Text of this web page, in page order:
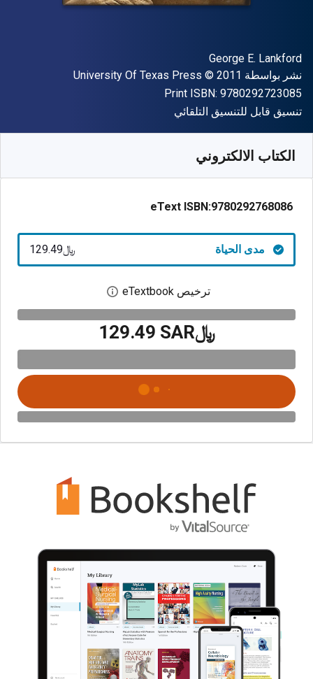
المؤلف (المؤلفون)
George E. Lankford
الناشر
نشر بواسطة University Of Texas Press
حقوق الطبع والنشر © 2011
Print ISBN: 9780292723085
شكل
تنسيق قابل للتنسيق التلقائي
الكتاب الالكتروني
eText ISBN:9780292768086
مدى الحياة ﷼‎129.49
ترخيص eTextbook افتح مربع حوار
﷼‎129.49 SAR